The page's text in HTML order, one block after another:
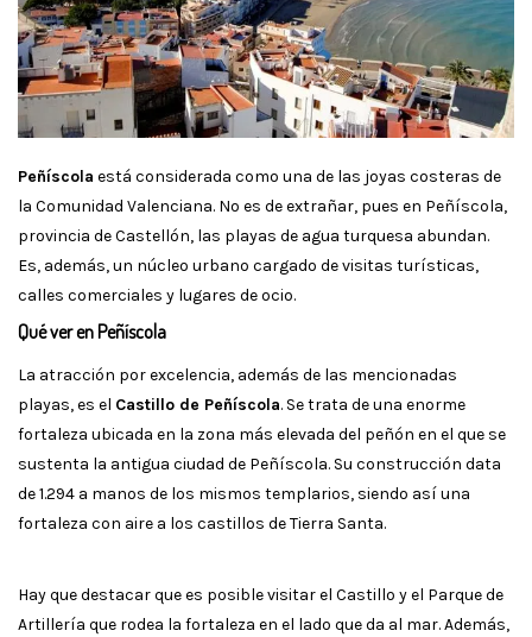
Peñíscola está considerada como una de las joyas costeras de
la Comunidad Valenciana. No es de extrañar, pues en Peñíscola,
provincia de Castellón, las playas de agua turquesa abundan.
Es, además, un núcleo urbano cargado de visitas turísticas,
calles comerciales y lugares de ocio.
Qué ver en Peñíscola
La atracción por excelencia, además de las mencionadas
playas, es el Castillo de Peñíscola. Se trata de una enorme
fortaleza ubicada en la zona más elevada del peñón en el que se
sustenta la antigua ciudad de Peñíscola. Su construcción data
de 1.294 a manos de los mismos templarios, siendo así una
fortaleza con aire a los castillos de Tierra Santa.
Hay que destacar que es posible visitar el Castillo y el Parque de
Artillería que rodea la fortaleza en el lado que da al mar. Además,